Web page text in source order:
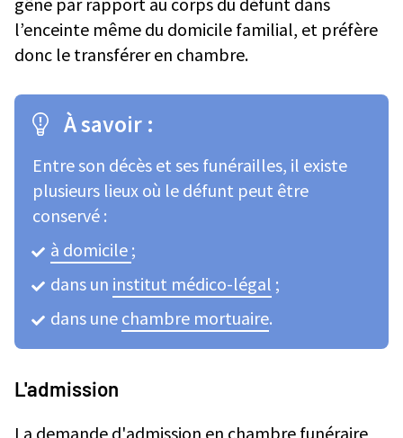
l’enceinte même du domicile familial, et préfère
donc le transférer en chambre.
À savoir :
Entre son décès et ses funérailles, il existe
plusieurs lieux où le défunt peut être
conservé :
à domicile ;
dans un institut médico-légal ;
dans une chambre mortuaire.
L'admission
La demande d'admission en chambre funéraire